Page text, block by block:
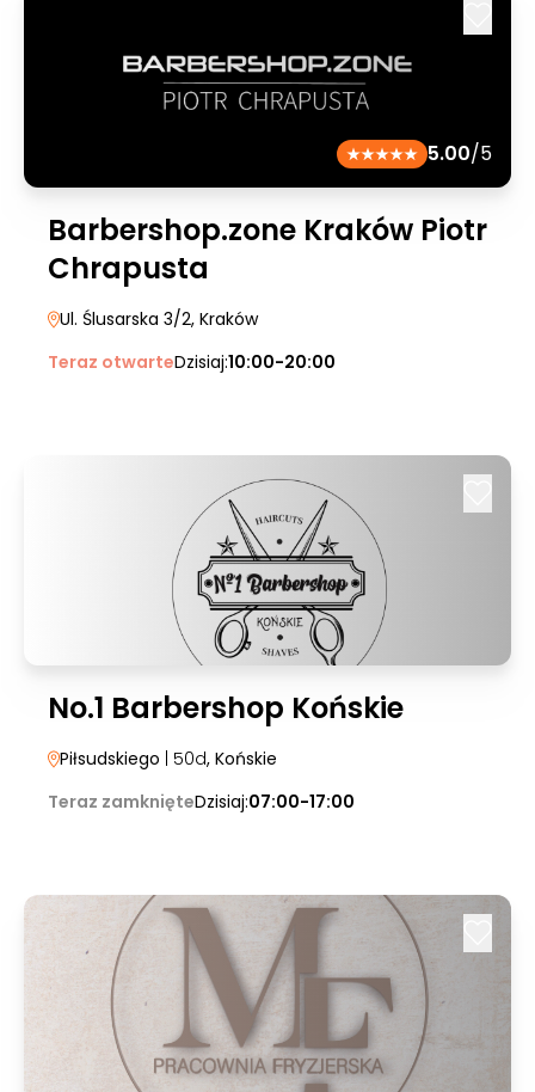
5.00/5
Barbershop.zone Kraków Piotr
Chrapusta
Ul. Ślusarska 3/2, Kraków
Teraz otwarteDzisiaj:10:00-20:00
No.1 Barbershop Końskie
Piłsudskiego | 50d, Końskie
Teraz zamknięteDzisiaj:07:00-17:00